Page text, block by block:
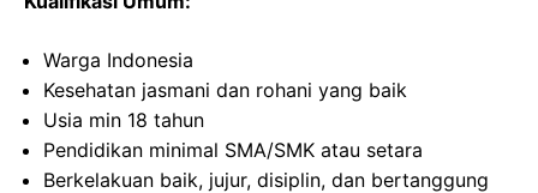
Warga Indonesia
Kesehatan jasmani dan rohani yang baik
Usia min 18 tahun
Pendidikan minimal SMA/SMK atau setara
Berkelakuan baik, jujur, disiplin, dan bertanggung